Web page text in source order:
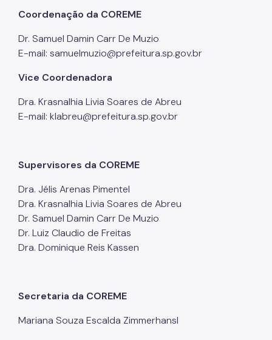
Coordenação da COREME
Dr. Samuel Damin Carr De Muzio
E-mail: samuelmuzio@prefeitura.sp.gov.br
Vice Coordenadora
Dra. Krasnalhia Livia Soares de Abreu
E-mail: klabreu@prefeitura.sp.gov.br
Supervisores da COREME
Dra. Jélis Arenas Pimentel
Dra. Krasnalhia Livia Soares de Abreu
Dr. Samuel Damin Carr De Muzio
Dr. Luiz Claudio de Freitas
Dra. Dominique Reis Kassen
Secretaria da COREME
Mariana Souza Escalda Zimmerhansl